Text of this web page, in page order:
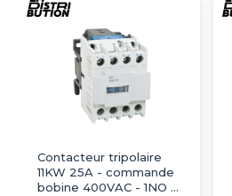
Contacteur tripolaire
11KW 25A - commande
bobine 400VAC - 1NO -